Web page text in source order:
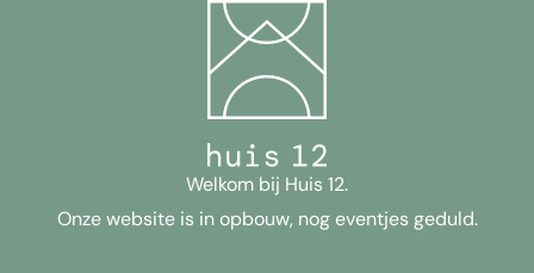
Welkom bij Huis 12.
Onze website is in opbouw, nog eventjes geduld.